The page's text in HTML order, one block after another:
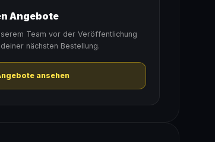
Angebote
Team vor der Veröffentlichung
nächsten Bestellung.
ansehen